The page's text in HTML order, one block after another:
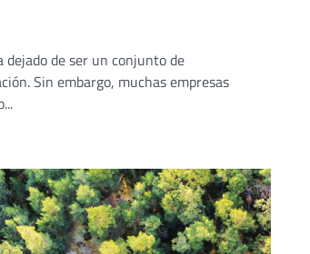
de ser un conjunto de
Sin embargo, muchas empresas